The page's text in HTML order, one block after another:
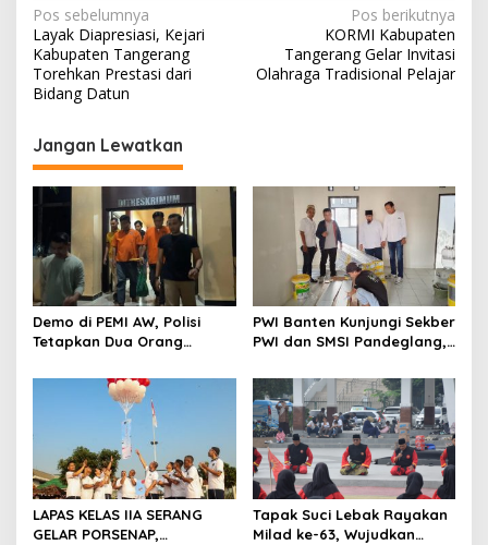
N
a
v
i
g
a
s
i
p
o
s
Pos sebelumnya
Layak Diapresiasi, Kejari
Kabupaten Tangerang
Torehkan Prestasi dari
Bidang Datun
Pos berikutnya
KORMI Kabupaten
Tangerang Gelar Invitasi
Olahraga Tradisional Pelajar
Jangan Lewatkan
Demo di PEMI AW, Polisi
Tetapkan Dua Orang
PWI Banten Kunjungi Sekber
PWI dan SMSI Pandeglang,
Konferensi Organisasi
LAPAS KELAS IIA SERANG
GELAR PORSENAP,
Tapak Suci Lebak Rayakan
Milad ke-63, Wujudkan